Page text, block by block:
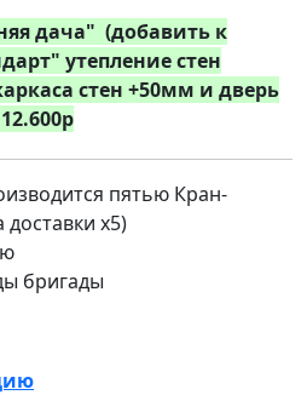
дача" (добавить к
утепление стен
стен +50мм и дверь
пятью Кран-
х5)
бригады